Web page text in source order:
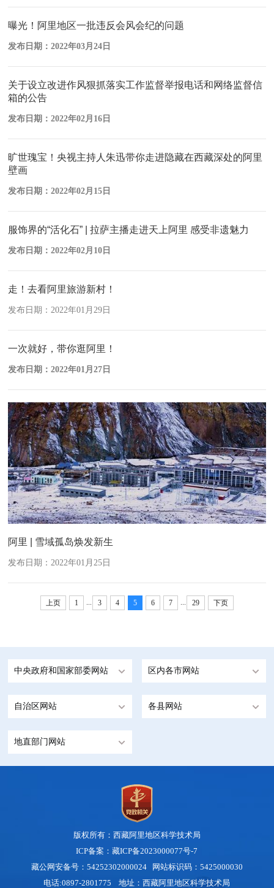
曝光！阿里地区一批违反会风会纪的问题
发布日期：2022年03月24日
关于设立改进作风狠抓落实工作监督举报电话和网络监督信
箱的公告
发布日期：2022年02月16日
旷世瑰宝！央视主持人朱迅带你走进隐藏在西藏深处的阿里
壁画
发布日期：2022年02月15日
服饰界的“活化石” | 拉萨主播走进天上阿里 感受非遗魅力
发布日期：2022年02月10日
走！去看阿里旅游新村！
发布日期：2022年01月29日
一次就好，带你逛阿里！
发布日期：2022年01月27日
阿里 | 雪域孤岛焕发新生
发布日期：2022年01月25日
上页 1 ... 3 4 5 6 7 ... 29 下页
中央政府和国家部委网站 区内各市网站
自治区网站 各县网站
地直部门网站
版权所有：西藏阿里地区科学技术局
ICP备案：藏ICP备2023000077号-7
藏公网安备号： 54252302000024网站标识码：5425000030
电话:0897-2801775 地址：西藏阿里地区科学技术局